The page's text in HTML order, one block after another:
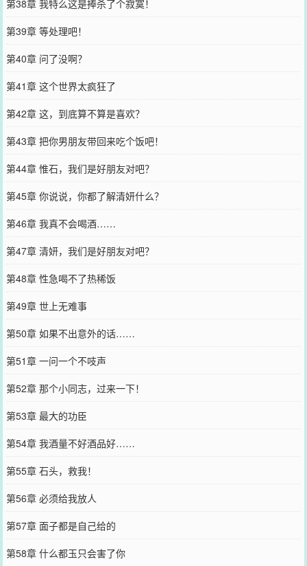
第38章 我特么这是捧杀了个寂寞！
第39章 等处理吧！
第40章 问了没啊？
第41章 这个世界太疯狂了
第42章 这，到底算不算是喜欢？
第43章 把你男朋友带回来吃个饭吧！
第44章 惟石，我们是好朋友对吧？
第45章 你说说，你都了解清妍什么？
第46章 我真不会喝酒……
第47章 清妍，我们是好朋友对吧？
第48章 性急喝不了热稀饭
第49章 世上无难事
第50章 如果不出意外的话……
第51章 一问一个不吱声
第52章 那个小同志，过来一下！
第53章 最大的功臣
第54章 我酒量不好酒品好……
第55章 石头，救我！
第56章 必须给我放人
第57章 面子都是自己给的
第58章 什么都玉只会害了你